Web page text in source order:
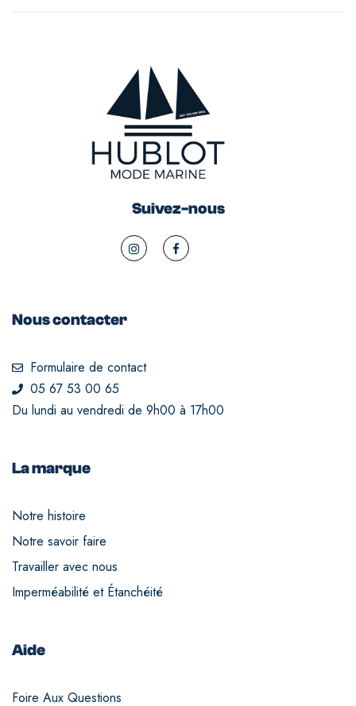
Suivez-nous
Nous contacter
Formulaire de contact
05 67 53 00 65
Du lundi au vendredi de 9h00 à 17h00
La marque
Notre histoire
Notre savoir faire
Travailler avec nous
Imperméabilité et Étanchéité
Aide
Foire Aux Questions